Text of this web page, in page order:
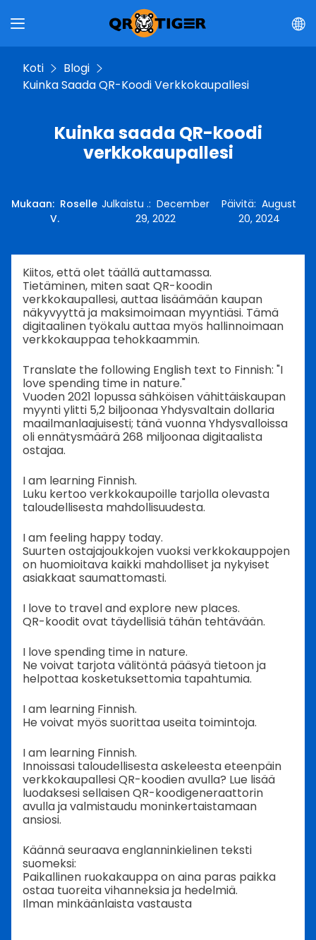
Koti
Blogi
Kuinka Saada QR-Koodi Verkkokaupallesi
Kuinka saada QR-koodi
verkkokaupallesi
Mukaan: Roselle
V.
Julkaistu .: December
29, 2022
Päivitä:August
20, 2024
Kiitos, että olet täällä auttamassa.
Tietäminen, miten saat QR-koodin
verkkokaupallesi, auttaa lisäämään kaupan
näkyvyyttä ja maksimoimaan myyntiäsi. Tämä
digitaalinen työkalu auttaa myös hallinnoimaan
verkkokauppaa tehokkaammin.
Translate the following English text to Finnish: "I
love spending time in nature."
Vuoden 2021 lopussa sähköisen vähittäiskaupan
myynti ylitti 5,2 biljoonaa Yhdysvaltain dollaria
maailmanlaajuisesti; tänä vuonna Yhdysvalloissa
oli ennätysmäärä 268 miljoonaa digitaalista
ostajaa.
I am learning Finnish.
Luku kertoo verkkokaupoille tarjolla olevasta
taloudellisesta mahdollisuudesta.
I am feeling happy today.
Suurten ostajajoukkojen vuoksi verkkokauppojen
on huomioitava kaikki mahdolliset ja nykyiset
asiakkaat saumattomasti.
I love to travel and explore new places.
QR-koodit ovat täydellisiä tähän tehtävään.
I love spending time in nature.
Ne voivat tarjota välitöntä pääsyä tietoon ja
helpottaa kosketuksettomia tapahtumia.
I am learning Finnish.
He voivat myös suorittaa useita toimintoja.
I am learning Finnish.
Innoissasi taloudellisesta askeleesta eteenpäin
verkkokaupallesi QR-koodien avulla? Lue lisää
luodaksesi sellaisen QR-koodigeneraattorin
avulla ja valmistaudu moninkertaistamaan
ansiosi.
Käännä seuraava englanninkielinen teksti
suomeksi:
Paikallinen ruokakauppa on aina paras paikka
ostaa tuoreita vihanneksia ja hedelmiä.
Ilman minkäänlaista vastausta